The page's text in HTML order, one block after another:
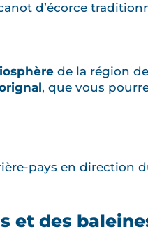
d’écorce
de la région de
, que vous
pays en direction
et des